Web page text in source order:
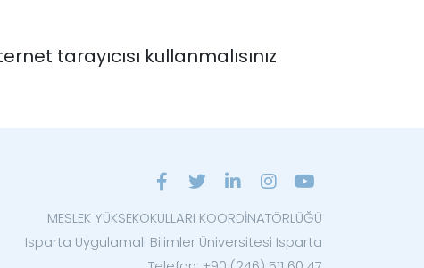
tarayıcısı kullanmalısınız
MESLEK YÜKSEKOKULLARI KOORDİNATÖRLÜĞÜ
Isparta Uygulamalı Bilimler Üniversitesi Isparta